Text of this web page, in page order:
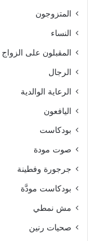
المتزوجون
النساء
المقبلون على الزواج
الرجال
الرعاية الوالدية
اليافعون
بودكاست
صوت مودة
جرجورة وفطينة
بودكاست مودَّة
مش نمطي
صحيات رنين